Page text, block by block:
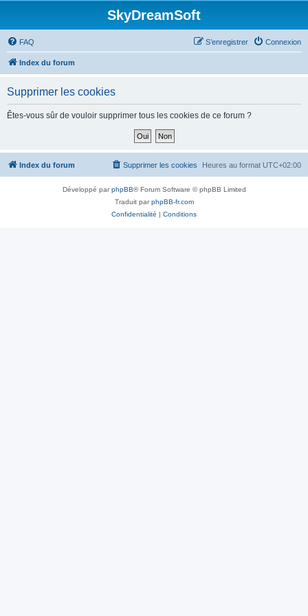
SkyDreamSoft
FAQ Connexion
S’enregistrer
Index du forum
Supprimer les cookies
Êtes-vous sûr de vouloir supprimer tous les cookies de ce forum ?
Index du forum Heures au format UTC+02:00
Supprimer les cookies
Développé parphpBB® Forum Software © phpBB Limited
Traduit parphpBB-fr.com
Confidentialité | Conditions